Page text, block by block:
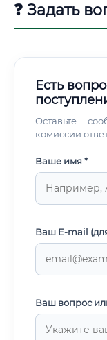
структурах
потребоваться
❓ Задать
Есть
Оставьте
комиссии
Ваше имя *
Ваш E-mail
Ваш вопрос